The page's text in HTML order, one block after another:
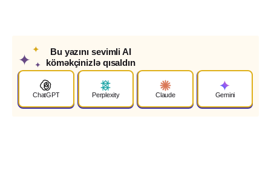
✦
✦
✦
Bu yazını sevimli AI
köməkçinizlə qısaldın
ChatGPT Perplexity Claude Gemini